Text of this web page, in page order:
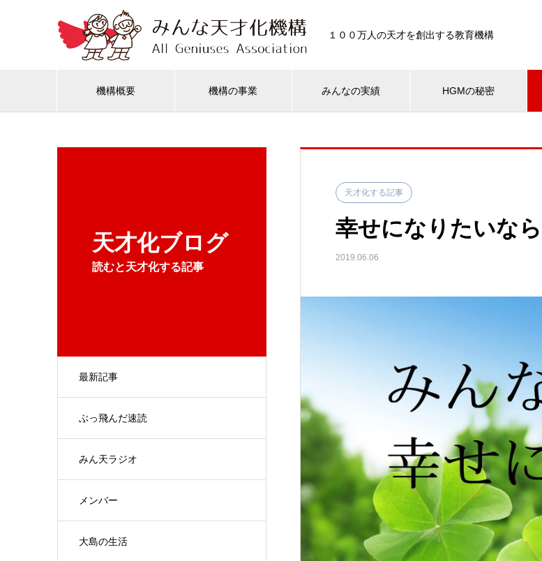
１００万人の天才を創出する教育機構
機構概要 機構の事業 みんなの実績 HGMの秘密
天才化ブログ
読むと天才化する記事
最新記事
ぶっ飛んだ速読
みん天ラジオ
メンバー
大島の生活
天才化する記事
幸せになりたいなら
2019.06.06